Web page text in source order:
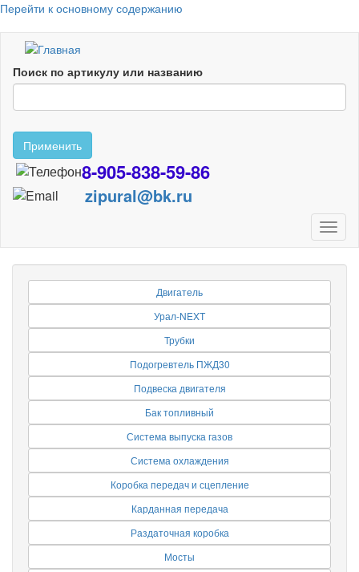
Перейти к основному содержанию
Поиск по артикулу или названию
Применить
8-905-838-59-86
zipural@bk.ru
Двигатель
Урал-NEXT
Трубки
Подогревтель ПЖД30
Подвеска двигателя
Бак топливный
Система выпуска газов
Система охлаждения
Коробка передач и сцепление
Карданная передача
Раздаточная коробка
Мосты